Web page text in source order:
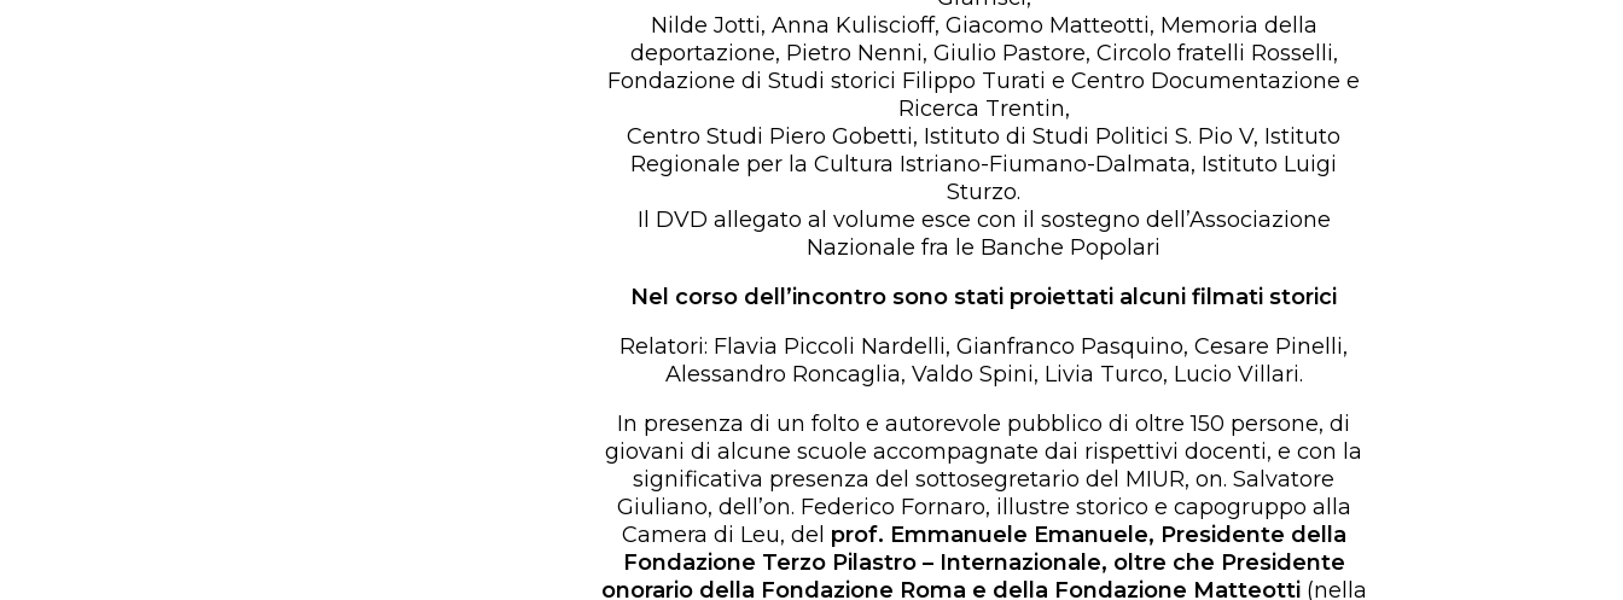
Nilde Jotti, Anna Kuliscioff, Giacomo Matteotti, Memoria della
deportazione, Pietro Nenni, Giulio Pastore, Circolo fratelli Rosselli,
Fondazione di Studi storici Filippo Turati e Centro Documentazione e
Ricerca Trentin,
Centro Studi Piero Gobetti, Istituto di Studi Politici S. Pio V, Istituto
Regionale per la Cultura Istriano-Fiumano-Dalmata, Istituto Luigi
Sturzo.
Il DVD allegato al volume esce con il sostegno dell’Associazione
Nazionale fra le Banche Popolari
Nel corso dell’incontro sono stati proiettati alcuni filmati storici
Relatori: Flavia Piccoli Nardelli, Gianfranco Pasquino, Cesare Pinelli,
Alessandro Roncaglia, Valdo Spini, Livia Turco, Lucio Villari.
In presenza di un folto e autorevole pubblico di oltre 150 persone, di
giovani di alcune scuole accompagnate dai rispettivi docenti, e con la
significativa presenza del sottosegretario del MIUR, on. Salvatore
Giuliano, dell’on. Federico Fornaro, illustre storico e capogruppo alla
Camera di Leu, del prof. Emmanuele Emanuele, Presidente della
Fondazione Terzo Pilastro – Internazionale, oltre che Presidente
onorario della Fondazione Roma e della Fondazione Matteotti (nella